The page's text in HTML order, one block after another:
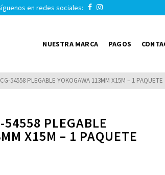
en redes sociales:
NUESTRA MARCA PAGOS
54558 PLEGABLE YOKOGAWA 113MM X15M – 1 PAQUETE
54558 PLEGABLE
X15M – 1 PAQUETE